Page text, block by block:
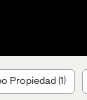
Propiedad (1)